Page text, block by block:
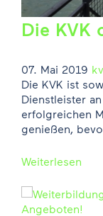
Die KVK
07. Mai 2019
Die KVK ist
Dienstleister
erfolgreichen
genießen,
Weiterlesen